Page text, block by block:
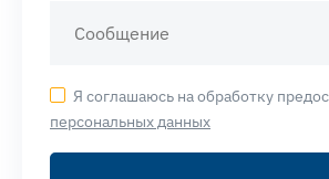
Я соглашаюсь на обработку
персональных данных